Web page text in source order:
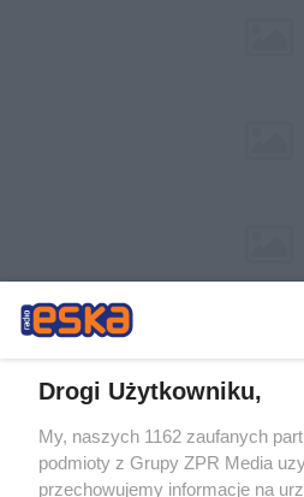
Żaden utwór zamieszczony w serwisie
rozpowszechniany lub dalej
tym także elektroniczny lub
Drogi Użytkowniku,
My, naszych 1162 zaufanych
podmioty z Grupy ZPR Media
przechowujemy informacje na